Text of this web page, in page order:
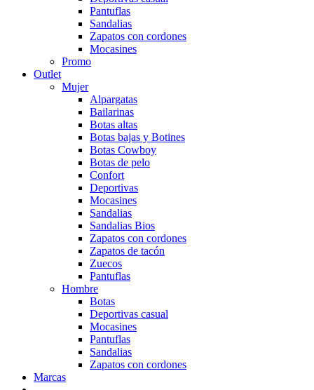
Pantuflas
Sandalias
Zapatos con cordones
Mocasines
Promo
Outlet
Mujer
Alpargatas
Bailarinas
Botas altas
Botas bajas y Botines
Botas Cowboy
Botas de pelo
Confort
Deportivas
Mocasines
Sandalias
Sandalias Bios
Zapatos con cordones
Zapatos de tacón
Zuecos
Pantuflas
Hombre
Botas
Deportivas casual
Mocasines
Pantuflas
Sandalias
Zapatos con cordones
Marcas